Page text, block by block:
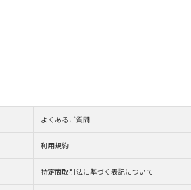
よくあるご質問
利用規約
特定商取引法に基づく表記について